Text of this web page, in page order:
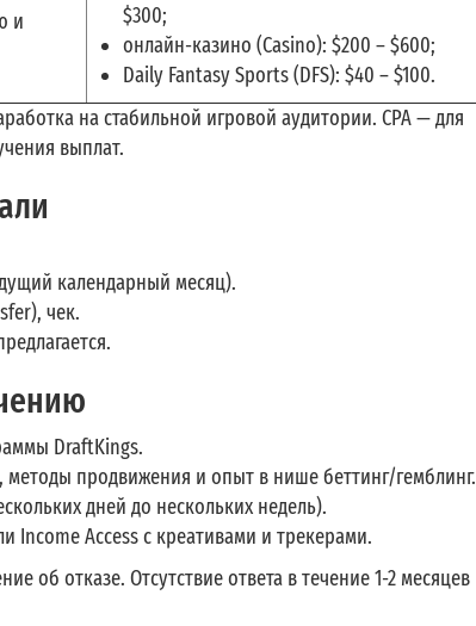
и
$300;
онлайн-казино (Casino): $200 – $600;
Daily Fantasy Sports (DFS): $40 – $100.
на стабильной игровой аудитории. CPA — для
выплат.
календарный месяц).
чек.
DraftKings.
методы продвижения и опыт в нише беттинг/гемблинг.
дней до нескольких недель).
Income Access с креативами и трекерами.
об отказе. Отсутствие ответа в течение 1-2 месяцев